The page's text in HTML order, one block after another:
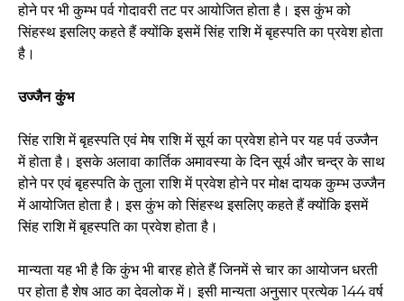
होने पर भी कुम्भ पर्व गोदावरी तट पर आयोजित होता है। इस कुंभ को
सिंहस्थ इसलिए कहते हैं क्योंकि इसमें सिंह राशि में बृहस्पति का प्रवेश होता
है।
उज्जैन कुंभ
सिंह राशि में बृहस्पति एवं मेष राशि में सूर्य का प्रवेश होने पर यह पर्व उज्जैन
में होता है। इसके अलावा कार्तिक अमावस्या के दिन सूर्य और चन्द्र के साथ
होने पर एवं बृहस्पति के तुला राशि में प्रवेश होने पर मोक्ष दायक कुम्भ उज्जैन
में आयोजित होता है। इस कुंभ को सिंहस्थ इसलिए कहते हैं क्योंकि इसमें
सिंह राशि में बृहस्पति का प्रवेश होता है।
मान्यता यह भी है कि कुंभ भी बारह होते हैं जिनमें से चार का आयोजन धरती
पर होता है शेष आठ का देवलोक में। इसी मान्यता अनुसार प्रत्येक 144 वर्ष